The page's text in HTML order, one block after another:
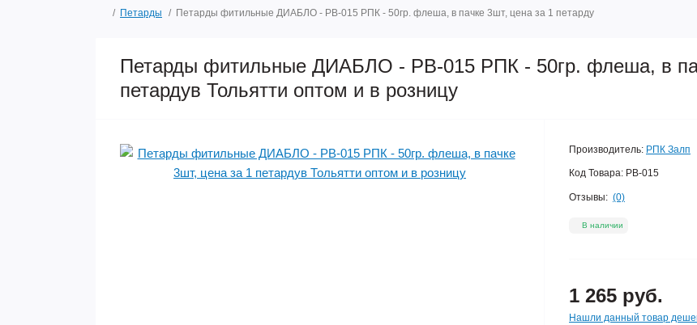
Петарды Петарды фитильные ДИАБЛО - PB-015 РПК - 50гр. флеша, в пачке 3шт, цена за 1 петарду
Петарды фитильные ДИАБЛО - PB-015 РПК - 50гр. флеша, в
петардув Тольятти оптом и в розницу
Производитель: РПК Залп
Код Товара: PB-015
Отзывы: (0)
В наличии
1 265 руб.
Нашли данный товар